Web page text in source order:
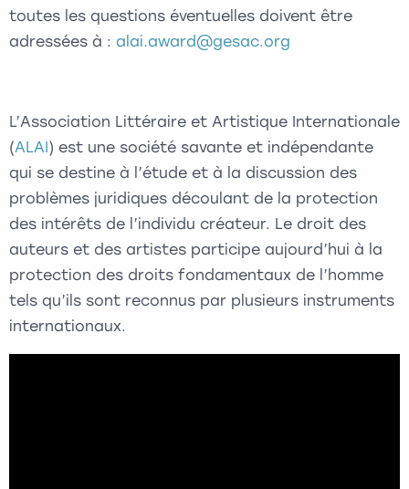
toutes les questions éventuelles doivent être
adressées à : alai.award@gesac.org
L’Association Littéraire et Artistique Internationale
(ALAI) est une société savante et indépendante
qui se destine à l’étude et à la discussion des
problèmes juridiques découlant de la protection
des intérêts de l’individu créateur. Le droit des
auteurs et des artistes participe aujourd’hui à la
protection des droits fondamentaux de l’homme
tels qu’ils sont reconnus par plusieurs instruments
internationaux.